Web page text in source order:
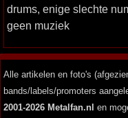
drums, enige slechte
geen muziek
Alle artikelen en foto's
bands/labels/promoters
2001-2026 Metalfan.nl en